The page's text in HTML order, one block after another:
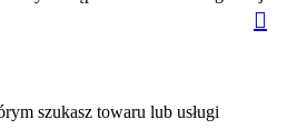
szukasz towaru lub usługi